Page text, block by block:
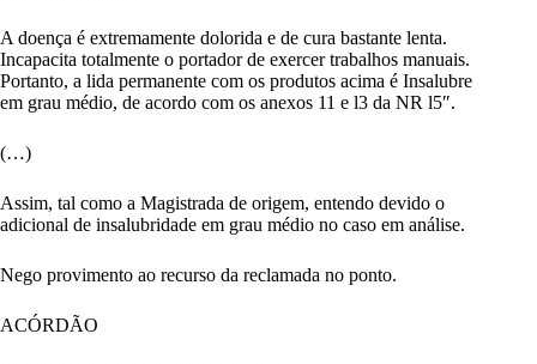
A doença é extremamente dolorida e de cura bastante lenta.
Incapacita totalmente o portador de exercer trabalhos manuais.
Portanto, a lida permanente com os produtos acima é Insalubre
em grau médio, de acordo com os anexos 11 e l3 da NR l5″.
(…)
Assim, tal como a Magistrada de origem, entendo devido o
adicional de insalubridade em grau médio no caso em análise.
Nego provimento ao recurso da reclamada no ponto.
ACÓRDÃO